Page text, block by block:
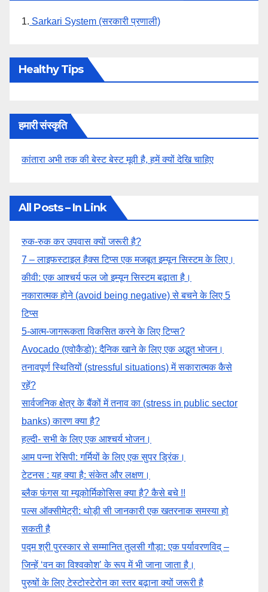
1. Sarkari System (सरकारी प्रणाली)
Healthy Tips
हमारी संस्कृति
कांतारा अभी तक की बेस्ट बेस्ट मूवी है, हमें क्यों देखि चाहिए
All Posts – In Link
रुक-रुक कर उपवास क्यों जरूरी है?
7 – लाइफस्टाइल हैक्स टिप्स एक मजबूत इम्यून सिस्टम के लिए।
कीवी: एक आश्चर्य फल जो इम्यून सिस्टम बढ़ाता है।
नकारात्मक होने (avoid being negative) से बचने के लिए 5
टिप्स
5-आत्म-जागरूकता विकसित करने के लिए टिप्स?
Avocado (एवोकैडो): दैनिक खाने के लिए एक अद्भुत भोजन।
तनावपूर्ण स्थितियों (stressful situations) में सकारात्मक कैसे
रहें?
सार्वजनिक क्षेत्र के बैंकों में तनाव का (stress in public sector
banks) कारण क्या है?
हल्दी- सभी के लिए एक आश्चर्य भोजन।
आम पन्ना रेसिपी: गर्मियों के लिए एक सुपर ड्रिंक।
टेटनस : यह क्या है: संकेत और लक्षण।
ब्लैक फंगस या म्यूकोर्मिकोसिस क्या है? कैसे बचे !!
पल्स ऑक्सीमेट्री: थोड़ी सी जानकारी एक खतरनाक समस्या हो
सकती है
पद्म श्री पुरस्कार से सम्मानित तुलसी गौड़ा: एक पर्यावरणविद् –
जिन्हें ‘वन का विश्वकोश’ के रूप में भी जाना जाता है।
पुरुषों के लिए टेस्टोस्टेरोन का स्तर बढ़ाना क्यों जरूरी है